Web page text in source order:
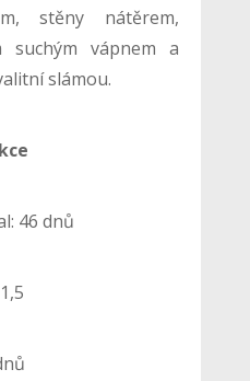
stěny nátěrem,
suchým vápnem a
slámou.
46 dnů